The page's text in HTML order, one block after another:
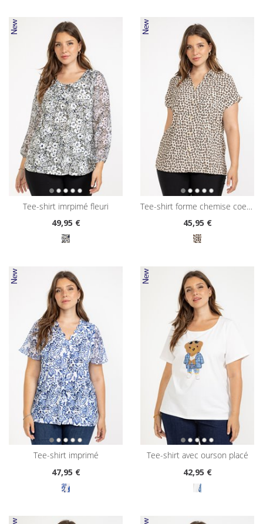
tee-shirt imrpimé fleuri
49,95 €
tee-shirt forme chemise coeurs léopard
45,95 €
tee-shirt imprimé
47,95 €
tee-shirt avec ourson placé
42,95 €